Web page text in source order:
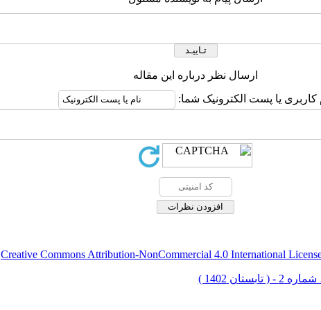
ارسال نظر درباره این مقاله
کاربری یا پست الکترونیک شما:
Creative Commons Attribution-NonCommercial 4.0 International